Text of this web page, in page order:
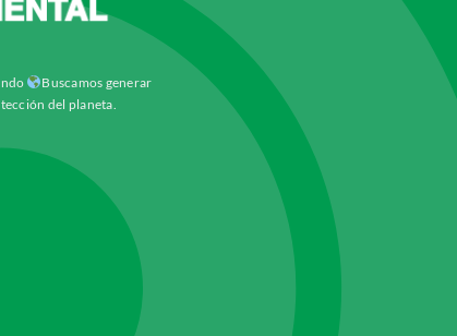
Buscamos generar
del planeta.